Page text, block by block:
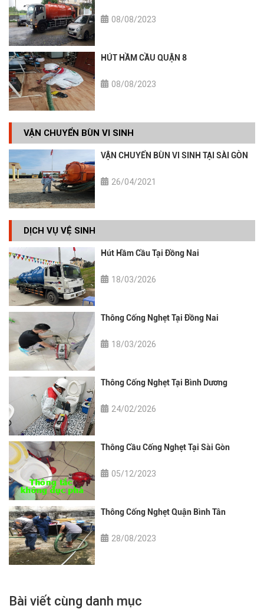
08/08/2023
HÚT HẦM CẦU QUẬN 8
08/08/2023
VẬN CHUYỂN BÙN VI SINH
VẬN CHUYỂN BÙN VI SINH TẠI SÀI GÒN
26/04/2021
DỊCH VỤ VỆ SINH
Hút Hầm Cầu Tại Đồng Nai
18/03/2026
Thông Cống Nghẹt Tại Đồng Nai
18/03/2026
Thông Cống Nghẹt Tại Bình Dương
24/02/2026
Thông Cầu Cống Nghẹt Tại Sài Gòn
05/12/2023
Thông Cống Nghẹt Quận Bình Tân
28/08/2023
Bài viết cùng danh mục